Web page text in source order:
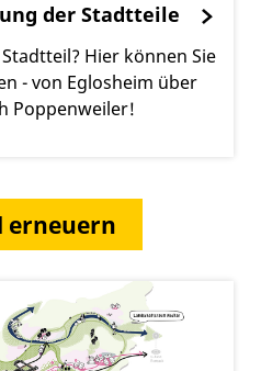
der Stadtteile
Hier können Sie
- von Eglosheim über
Poppenweiler!
erneuern